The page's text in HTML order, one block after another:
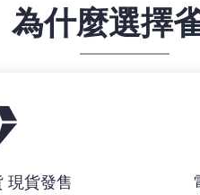
為什麼選擇
現貨發售